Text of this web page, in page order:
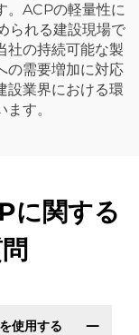
。ACPの軽量性に
られる建設現場で
社の持続可能な製
の需要増加に対応
設業界における環
す。
に関する
使用する